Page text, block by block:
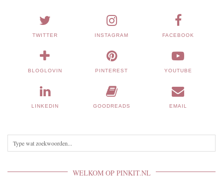
TWITTER INSTAGRAM FACEBOOK
BLOGLOVIN PINTEREST YOUTUBE
LINKEDIN GOODREADS EMAIL
WELKOM OP PINKIT.NL